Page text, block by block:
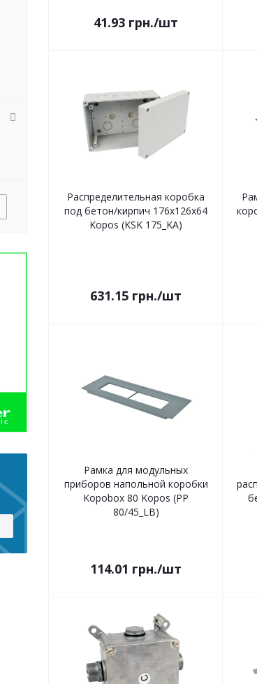
41.93 грн./шт
Распределительная коробка
под бетон/кирпич 176х126х64
Kopos (KSK 175_KA)
631.15 грн./шт
Рамка для модульных
приборов напольной коробки
Kopobox 80 Kopos (PP
80/45_LB)
114.01 грн./шт